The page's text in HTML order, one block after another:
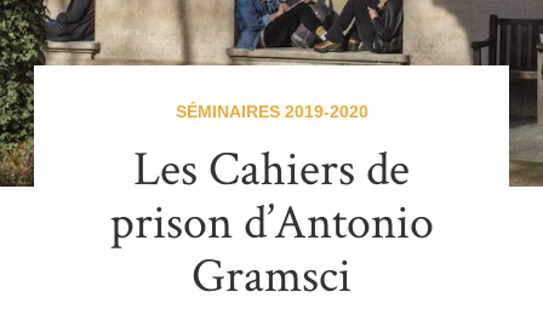
SÉMINAIRES 2019-2020
Les Cahiers de
prison d’Antonio
Gramsci